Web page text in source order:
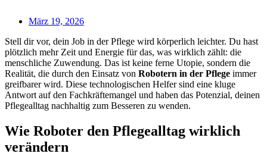
März 19, 2026
Stell dir vor, dein Job in der Pflege wird körperlich leichter. Du hast
plötzlich mehr Zeit und Energie für das, was wirklich zählt: die
menschliche Zuwendung. Das ist keine ferne Utopie, sondern die
Realität, die durch den Einsatz von Robotern in der Pflege immer
greifbarer wird. Diese technologischen Helfer sind eine kluge
Antwort auf den Fachkräftemangel und haben das Potenzial, deinen
Pflegealltag nachhaltig zum Besseren zu wenden.
Wie Roboter den Pflegealltag wirklich
verändern